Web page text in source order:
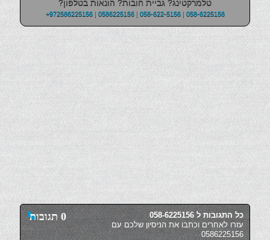
טלמרקטינג? גביית חובות? הונאות בטלפון?
+972586225156| 0586225156| 058-622-5156| 058-6225156
0 תגובות
כל התגובות ל 058-6225156
עזרו לאחרים וכתבו את הניסיון שלכם עם
0586225156